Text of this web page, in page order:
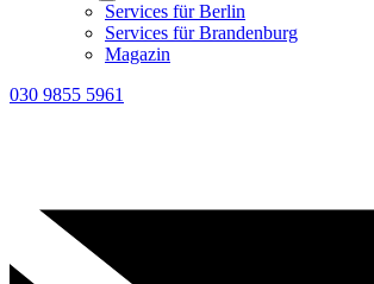
Services für Berlin
Services für Brandenburg
Magazin
030 9855 5961